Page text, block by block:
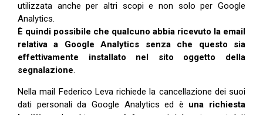
utilizzata anche per altri scopi e non solo per Google
Analytics.
È quindi possibile che qualcuno abbia ricevuto la email
relativa a Google Analytics senza che questo sia
effettivamente installato nel sito oggetto della
segnalazione.
Nella mail Federico Leva richiede la cancellazione dei suoi
dati personali da Google Analytics ed è una richiesta